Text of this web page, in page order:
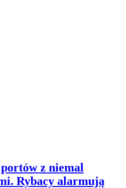
z niemal
Rybacy alarmują